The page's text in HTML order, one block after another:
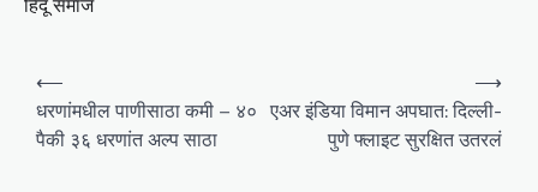
⟵
धरणांमधील पाणीसाठा कमी – ४०
पैकी ३६ धरणांत अल्प साठा
एअर इंडिया विमान अपघात: दिल्ली-
पुणे फ्लाइट सुरक्षित उतरलं
⟶